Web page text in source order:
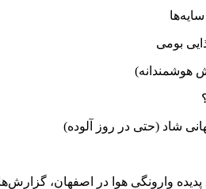
بومی
هوشمندانه)
شاد (حتی در روز آلوده)
وارونگی هوا در اصفهان،